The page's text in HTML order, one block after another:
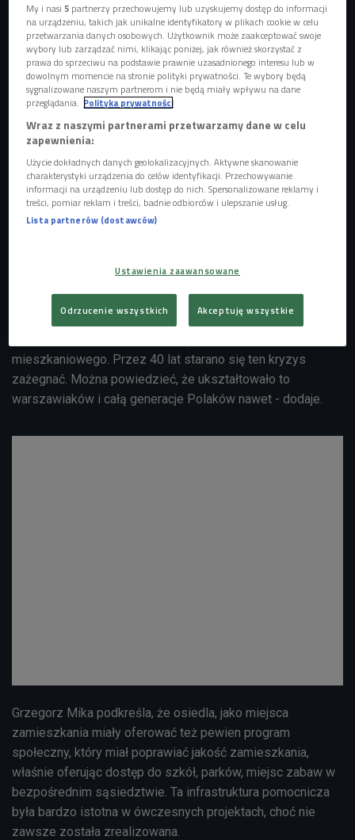
Zdjęcie ilustracyjne Foto: Arcaion/Pixabay
- Większość warszawskich osiedli kojarzy się anonimowo.
My chcieliśmy pokazać, że nie wszystko jest takie
jednolite, jak się to wydaje - wyjaśnia varsavianista, który
każdy wtorek na fanpage’u Muzeum Powstania
Warszawskiego poprowadzi nowy cykl spotkań on-line
"Dzielnicowy patriotyzm".
Blok, osiedle, dom, dzielnica - to pojęcia zaliczane do
budynkach, o osiedlach, o budownictwie wielorodzinnym,
zmianie obrazu miast - zdradza gość Kasi Dydo. - Po
wojnie budownictwo "uprzemysłowione" miało być
mieszkaniowego. Przez 40 lat starano się ten kryzys
zażegnać. Można powiedzieć, że ukształtowało to
warszawiaków i całą generacje Polaków nawet - dodaje.
Grzegorz Mika podkreśla, że osiedla, jako miejsca
zamieszkania miały oferować też pewien program
społeczny, który miał poprawiać jakość zamieszkania,
właśnie oferując dostęp do szkół, parków, miejsc zabaw w
bezpośrednim sąsiedztwie. Ta infrastruktura pomocnicza
była bardzo istotna w ówczesnych projektach, choć nie
zawsze została zrealizowana.
My i nasi5 partnerzy przechowujemy lub uzyskujemy dostęp do informacji
na urządzeniu, takich jak unikalne identyfikatory w plikach cookie w celu
przetwarzania danych osobowych. Użytkownik może zaakceptować swoje
wybory lub zarządzać nimi, klikając poniżej, jak również skorzystać z
prawa do sprzeciwu na podstawie prawnie uzasadnionego interesu lub w
dowolnym momencie na stronie polityki prywatności. Te wybory będą
sygnalizowane naszym partnerom i nie będą miały wpływu na dane
przeglądania. Polityka prywatności
Wraz z naszymi partnerami przetwarzamy dane w celu
zapewnienia:
Użycie dokładnych danych geolokalizacyjnych. Aktywne skanowanie
charakterystyki urządzenia do celów identyfikacji. Przechowywanie
informacji na urządzeniu lub dostęp do nich. Spersonalizowane reklamy i
treści, pomiar reklam i treści, badnie odbiorców i ulepszanie usług.
Lista partnerów (dostawców)
Ustawienia zaawansowane
Odrzucenie wszystkich Akceptuję wszystkie